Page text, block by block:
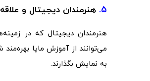
5. هنرمندان دیجیتال و
هنرمندان دیجیتال که در
می‌توانند از آموزش مایا
به نمایش بگذارند.